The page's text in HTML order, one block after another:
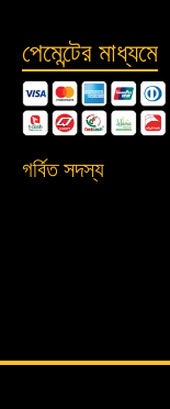
পেমেন্টের মাধ্যমে
গর্বিত সদস্য